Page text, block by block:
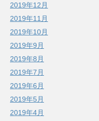
2019年12月
2019年11月
2019年10月
2019年9月
2019年8月
2019年7月
2019年6月
2019年5月
2019年4月